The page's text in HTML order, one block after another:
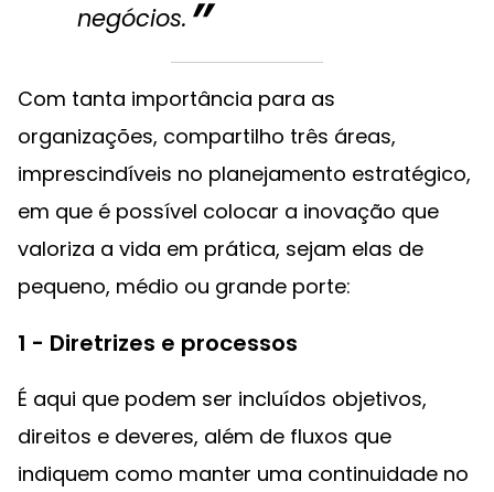
negócios.‌
Com tanta importância para as
organizações, compartilho três áreas,
imprescindíveis no planejamento estratégico,
em que é possível colocar a inovação que
valoriza a vida em prática, sejam elas de
pequeno, médio ou grande porte:‌
1 - Diretrizes e processos
É aqui que podem ser incluídos objetivos,
direitos e deveres, além de fluxos que
indiquem como manter uma continuidade no